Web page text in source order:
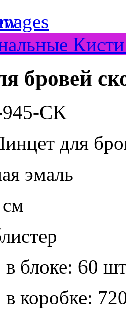
бровей
CK
для
эмаль
блоке: 60
коробке: